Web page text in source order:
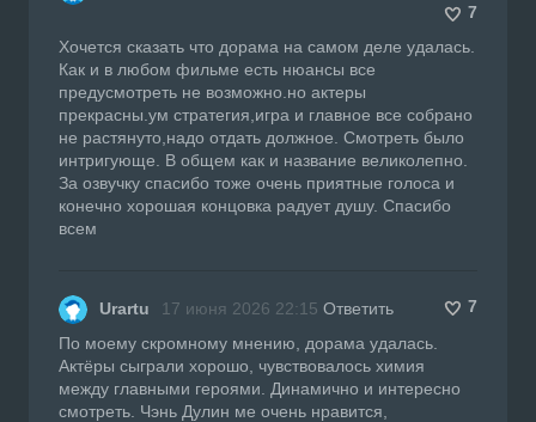
7
Хочется сказать что дорама на самом деле удалась.
Как и в любом фильме есть нюансы все
предусмотреть не возможно.но актеры
прекрасны.ум стратегия,игра и главное все собрано
не растянуто,надо отдать должное. Смотреть было
интригующе. В общем как и название великолепно.
За озвучку спасибо тоже очень приятные голоса и
конечно хорошая концовка радует душу. Спасибо
всем
Urartu 17 июня 2026 22:15 Ответить
7
По моему скромному мнению, дорама удалась.
Актёры сыграли хорошо, чувствовалось химия
между главными героями. Динамично и интересно
смотреть. Чэнь Дулин ме очень нравится,